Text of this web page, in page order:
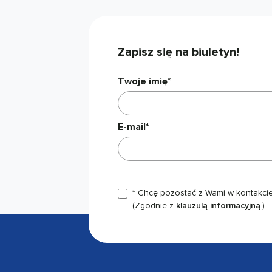
Zapisz się na biuletyn!
Twoje imię*
E-mail*
* Chcę pozostać z Wami w
(Zgodnie z klauzulą informacyjną.)